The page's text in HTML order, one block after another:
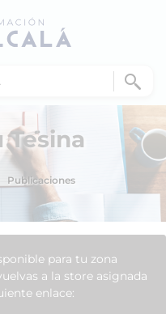
Publicaciones
para tu zona
a la store asignada
enlace: